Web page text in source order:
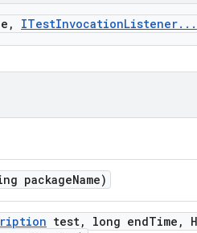
, ITestInvocationListener. . .
packageName)
test, long endTime ,